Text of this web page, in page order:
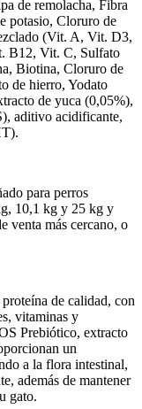
de remolacha, Fibra
potasio, Cloruro de
(Vit. A, Vit. D3,
B12, Vit. C, Sulfato
Biotina, Cloruro de
de hierro, Yodato
de yuca (0,05%),
aditivo acidificante,
para perros
10,1 kg y 25 kg y
venta más cercano, o
de calidad, con
vitaminas y
Prebiótico, extracto
un
a la flora intestinal,
además de mantener
gato.